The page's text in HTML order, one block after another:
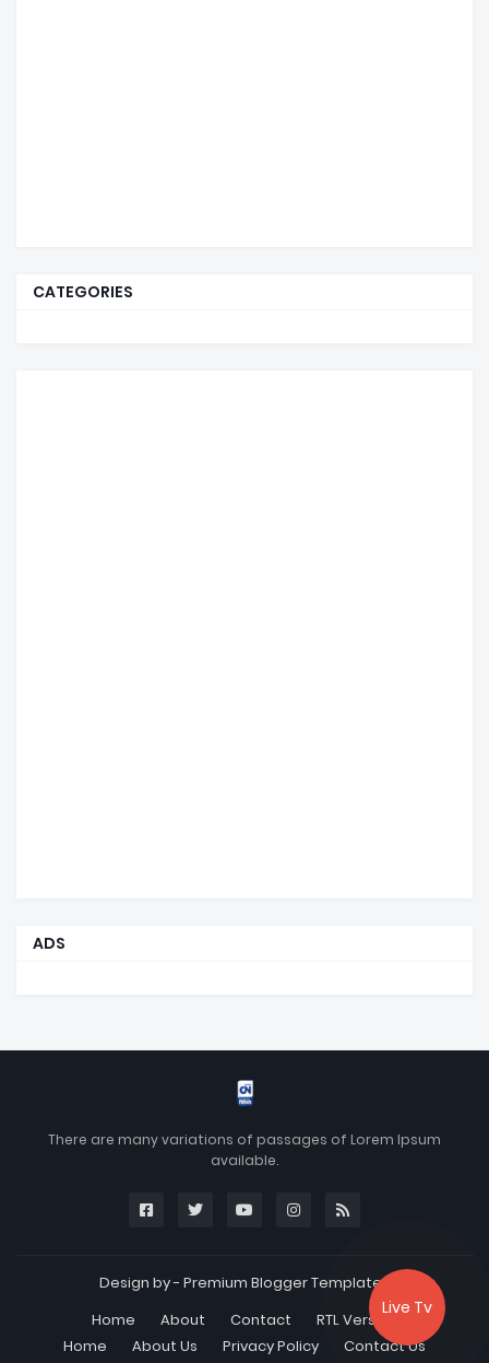
CATEGORIES
ADS
Live Tv
There are many variations of passages of Lorem Ipsum
available.
Design by - Premium Blogger Templates
Home
About Contact
RTL Version
Home
About Us Privacy Policy Contact Us